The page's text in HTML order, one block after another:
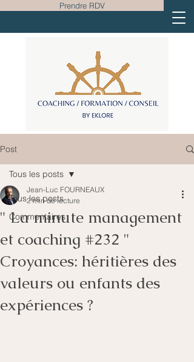
Prendre RDV
Post
Tous les posts
Commentaires
Tous les posts
" La minute management
et coaching #232 "
Croyances: héritières des
valeurs ou enfants des
expériences ?
Jean-Luc FOURNEAUX
2 min de lecture